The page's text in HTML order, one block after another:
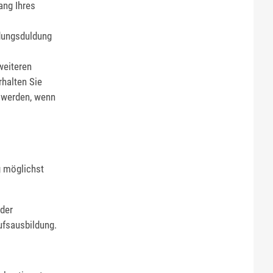
Ihres
Sie
wenn
möglichst